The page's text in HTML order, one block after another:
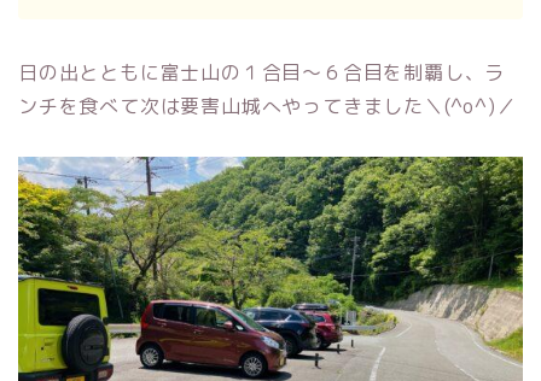
日の出とともに富士山の１合目〜６合目を制覇し、ラ
ンチを食べて次は要害山城へやってきました＼(^o^)／